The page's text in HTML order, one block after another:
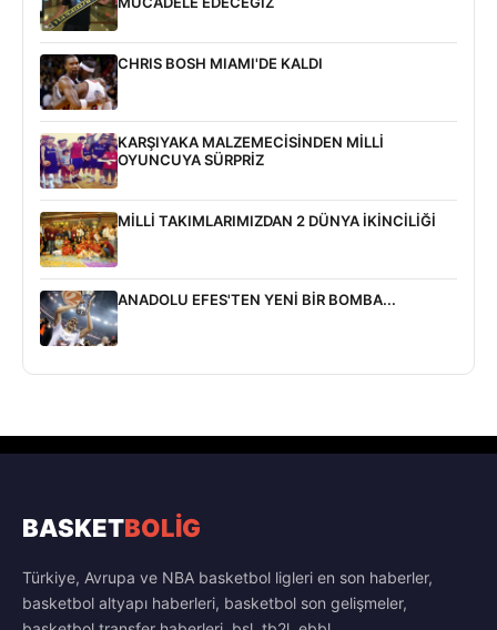
CHRIS BOSH MIAMI'DE KALDI
KARŞIYAKA MALZEMECİSİNDEN MİLLİ
OYUNCUYA SÜRPRİZ
MİLLİ TAKIMLARIMIZDAN 2 DÜNYA İKİNCİLİĞİ
ANADOLU EFES'TEN YENİ BİR BOMBA...
BASKETBOLİG
Türkiye, Avrupa ve NBA basketbol ligleri en son haberler,
basketbol altyapı haberleri, basketbol son gelişmeler,